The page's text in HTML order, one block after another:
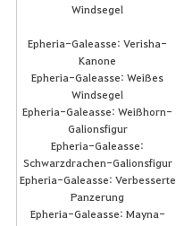
Windsegel
Epheria-Galeasse: Verisha-
Kanone
Epheria-Galeasse: Weißes
Windsegel
Epheria-Galeasse: Weißhorn-
Galionsfigur
Epheria-Galeasse:
Schwarzdrachen-Galionsfigur
Epheria-Galeasse: Verbesserte
Panzerung
Epheria-Galeasse: Mayna-